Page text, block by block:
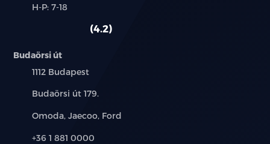
használt
Alkatrész,
H-P: 7-18
4.2
Budaörsi út
Település:
1112 Budapest
Cím:
Budaörsi út 179.
Márkák:
Omoda, Jaecoo, Ford
Telefon:
+36 1 881 0000